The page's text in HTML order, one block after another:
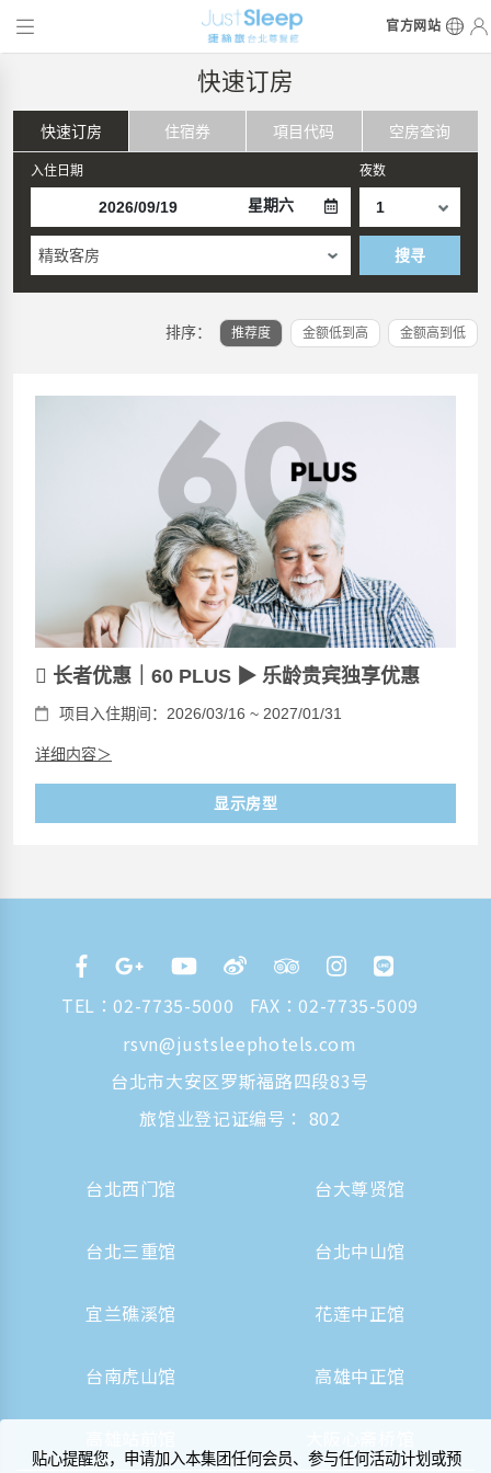
官方网站
快速订房
快速订房 住宿券 項目代码 空房查询
入住日期
星期六
夜数
精致客房 搜寻
排序： 推荐度 金额低到高 金额高到低
 长者优惠｜60 PLUS ▶ 乐龄贵宾独享优惠
项目入住期间：2026/03/16 ~ 2027/01/31
详细内容＞
显示房型
TEL： 02-7735-5000
FAX：02-7735-5009
rsvn@justsleephotels.com
台北市大安区罗斯福路四段83号
旅馆业登记证编号： 802
台北西门馆 台大尊贤馆
台北三重馆 台北中山馆
宜兰礁溪馆 花莲中正馆
台南虎山馆 高雄中正馆
贴心提醒您，申请加入本集团任何会员、参与任何活动计划或预